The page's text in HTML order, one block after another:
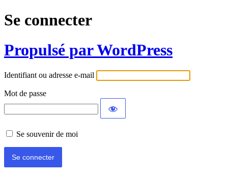
Se connecter
Propulsé par WordPress
Identifiant ou adresse e-mail
Mot de passe
Se souvenir de moi